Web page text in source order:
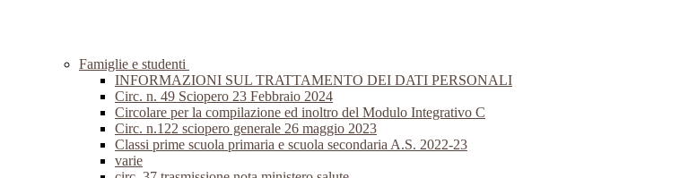
Famiglie e studenti
INFORMAZIONI SUL TRATTAMENTO DEI DATI PERSONALI
Circ. n. 49 Sciopero 23 Febbraio 2024
Circolare per la compilazione ed inoltro del Modulo Integrativo C
Circ. n.122 sciopero generale 26 maggio 2023
Classi prime scuola primaria e scuola secondaria A.S. 2022-23
varie